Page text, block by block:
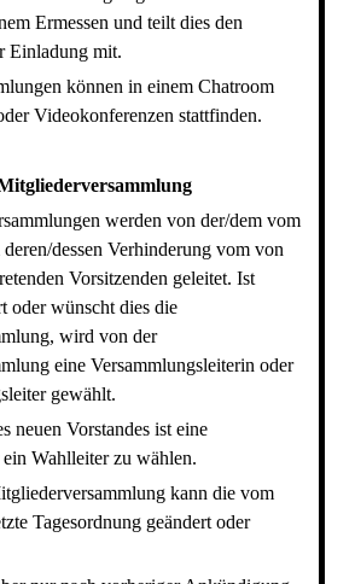
Ermessen und teilt dies den
Einladung mit.
können in einem Chatroom
Videokonferenzen stattfinden.
werden von der/dem vom
dessen Verhinderung vom von
Vorsitzenden geleitet. Ist
oder wünscht dies die
wird von der
eine Versammlungsleiterin oder
gewählt.
neuen Vorstandes ist eine
Wahlleiter zu wählen.
kann die vom
Tagesordnung geändert oder